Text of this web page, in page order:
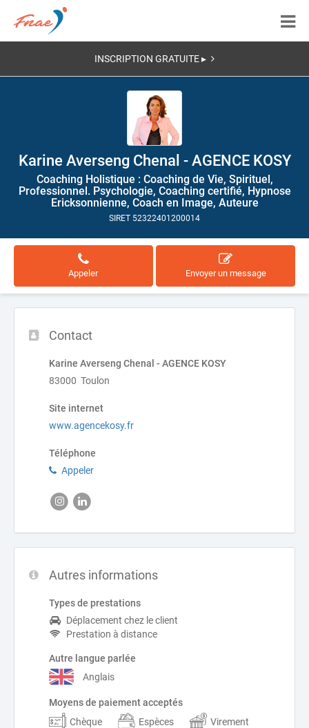
INSCRIPTION GRATUITE ▸
Karine Averseng Chenal - AGENCE KOSY
Coaching Holistique : Coaching de Vie, Spirituel,
Professionnel. Psychologie, Coaching certifié, Hypnose
Ericksonnienne, Coach en Image, Auteure
SIRET 52322401200014
Appeler Envoyer un message
Contact
Karine Averseng Chenal - AGENCE KOSY
83000 Toulon
Site internet
www.agencekosy.fr
Téléphone
Appeler
Autres informations
Types de prestations
Déplacement chez le client
Prestation à distance
Autre langue parlée
Anglais
Moyens de paiement acceptés
Chèque
Espèces Virement